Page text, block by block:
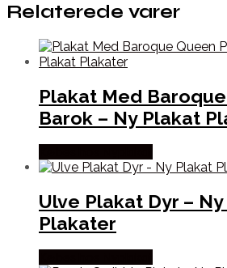
Relaterede varer
Plakat Med
Barok – Ny Plakat
Ulve Plakat Dyr –
Plakater